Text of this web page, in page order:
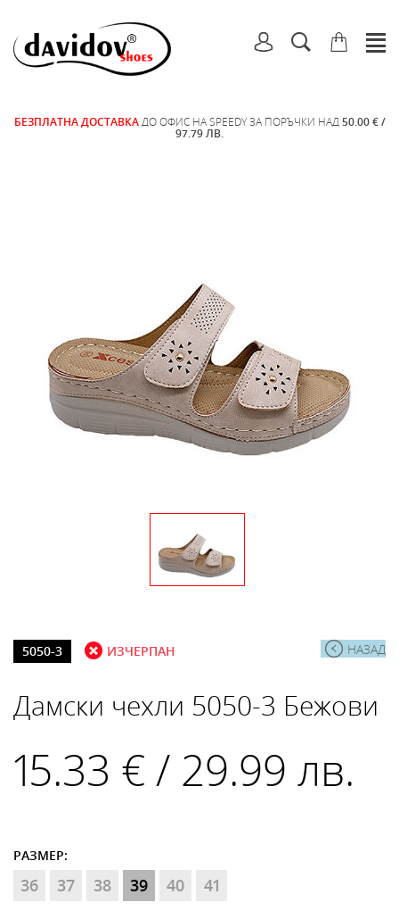
БЕЗПЛАТНА ДОСТАВКА ДО ОФИС НА SPEEDY ЗА ПОРЪЧКИ НАД 50.00 € /
97.79 ЛВ.
НАЗАД
5050-3 ИЗЧЕРПАН
Дамски чехли 5050-3 Бежови
15.33 € / 29.99 лв.
РАЗМЕР:
36 37 38 39 40 41